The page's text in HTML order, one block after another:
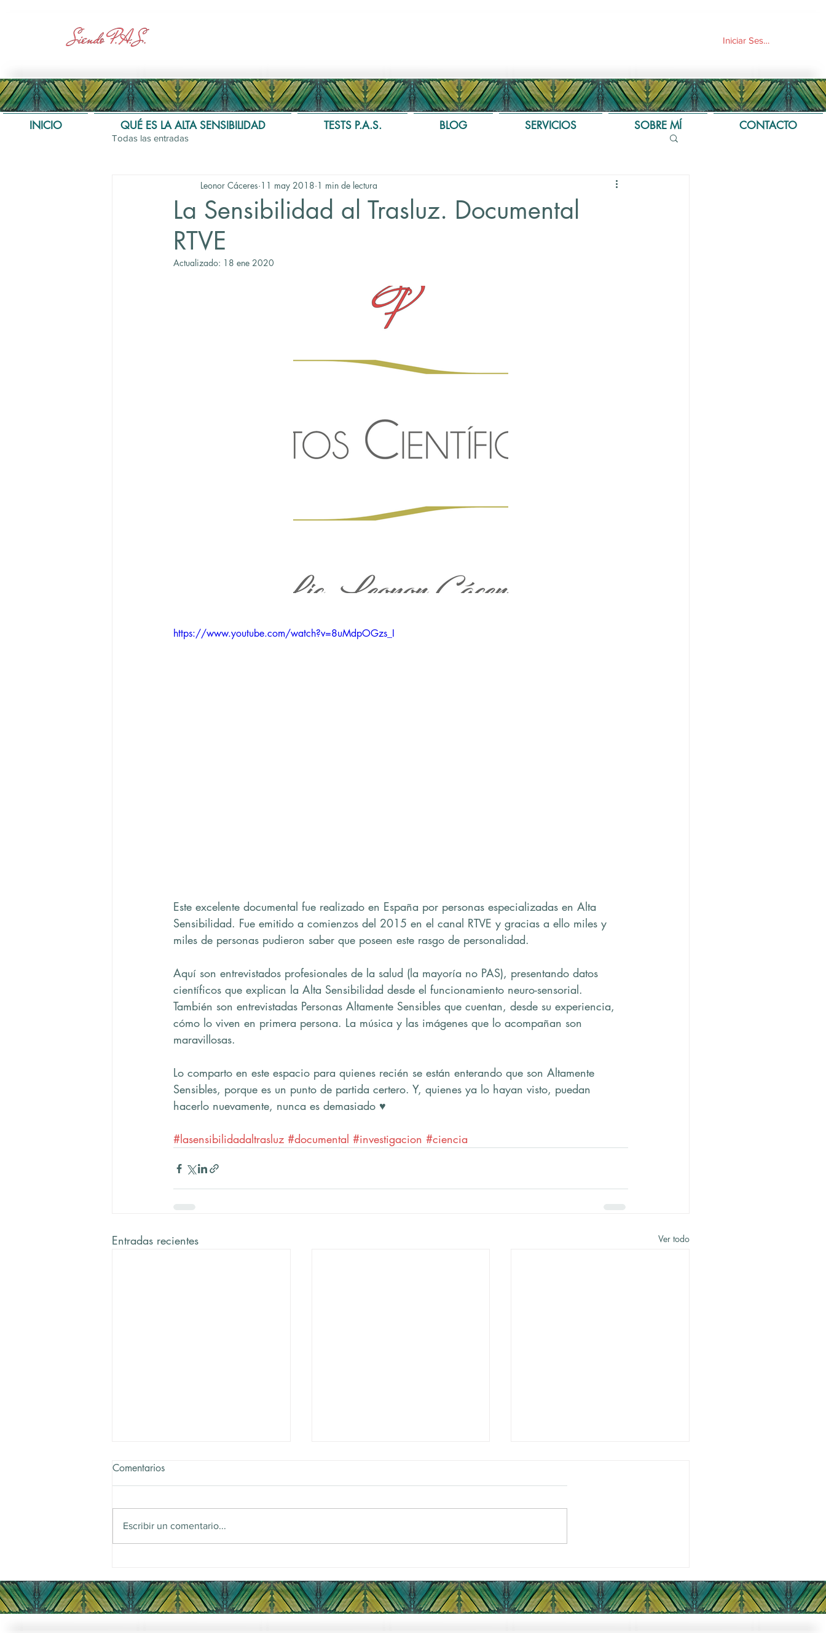
Iniciar Sesión
Todas las entradas
La Sensibilidad al Trasluz. Documental
RTVE
Leonor Cáceres 11 may 2018 1 min de lectura
Actualizado: 18 ene 2020
https://www.youtube.com/watch?v=8uMdpOGzs_I
Este excelente documental fue realizado en España por personas especializadas en Alta
Sensibilidad. Fue emitido a comienzos del 2015 en el canal RTVE y gracias a ello miles y
miles de personas pudieron saber que poseen este rasgo de personalidad.
Aquí son entrevistados profesionales de la salud (la mayoría no PAS), presentando datos
científicos que explican la Alta Sensibilidad desde el funcionamiento neuro-sensorial.
También son entrevistadas Personas Altamente Sensibles que cuentan, desde su experiencia,
cómo lo viven en primera persona. La música y las imágenes que lo acompañan son
maravillosas.
Lo comparto en este espacio para quienes recién se están enterando que son Altamente
Sensibles, porque es un punto de partida certero. Y, quienes ya lo hayan visto, puedan
hacerlo nuevamente, nunca es demasiado ♥
#lasensibilidadaltrasluz #documental #investigacion #ciencia
Entradas recientes Ver todo
Neurodivergencias
las PAS y cómo prevenirlo
Descubriendo mi Potencial
Comentarios
Escribir un comentario...
INICIO QUÉ ES LA ALTA SENSIBILIDAD TESTS P.A.S. BLOG SERVICIOS SOBRE MÍ CONTACTO